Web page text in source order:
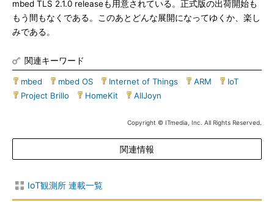
mbed TLS 2.1.0 releaseも用意されている。正式版の出荷開始も
もう間もなくである。このあとどんな展開になってゆくか、楽し
みである。
関連キーワード
mbed mbed OS Internet of Things ARM IoT
Project Brillo
HomeKit AllJoyn
Copyright © ITmedia, Inc. All Rights Reserved.
関連情報
IoT観測所 連載一覧